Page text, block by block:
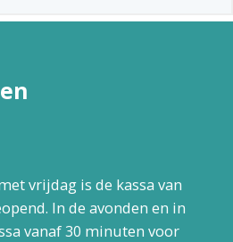
vrijdag is de kassa van
In de avonden en in
vanaf 30 minuten voor